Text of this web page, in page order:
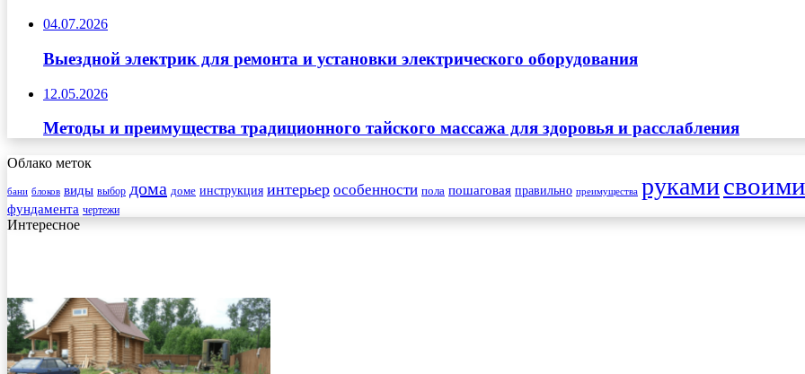
04.07.2026
Выездной электрик для ремонта и установки электрического оборудования
12.05.2026
Методы и преимущества традиционного тайского массажа для здоровья и расслабления
Облако меток
бани блоков виды выбор дома доме инструкция интерьер особенности пола пошаговая правильно преимущества рукамисвоими
фундамента чертежи
Интересное